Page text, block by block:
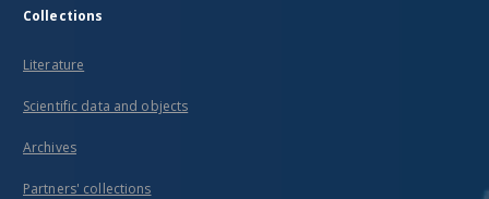
Collections
Literature
Scientific data and objects
Archives
Partners' collections